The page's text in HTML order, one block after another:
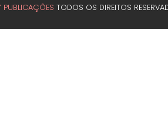
TODOS OS DIREITOS